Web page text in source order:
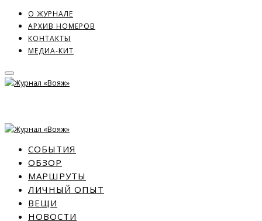
О ЖУРНАЛЕ
АРХИВ НОМЕРОВ
КОНТАКТЫ
МЕДИА-КИТ
СОБЫТИЯ
ОБЗОР
МАРШРУТЫ
ЛИЧНЫЙ ОПЫТ
ВЕЩИ
НОВОСТИ